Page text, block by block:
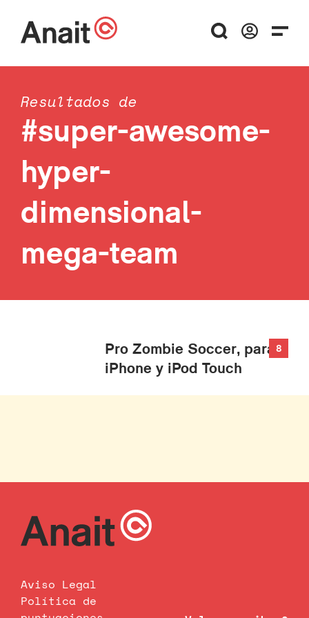
Resultados de
#super-awesome-
hyper-
dimensional-
mega-team
8
Pro Zombie Soccer, para
iPhone y iPod Touch
Aviso Legal
Política de